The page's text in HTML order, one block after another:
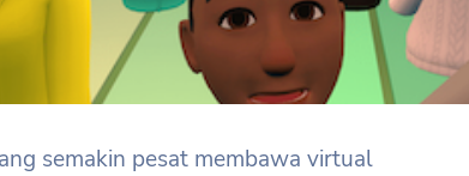
semakin pesat membawa virtual